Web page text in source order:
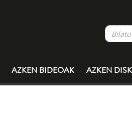
AZKEN BIDEOAK AZKEN